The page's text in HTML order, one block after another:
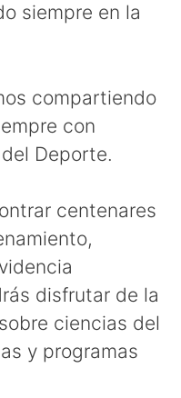
siempre en la
compartiendo
con
Deporte.
centenares
disfrutar de la
ciencias del
y programas